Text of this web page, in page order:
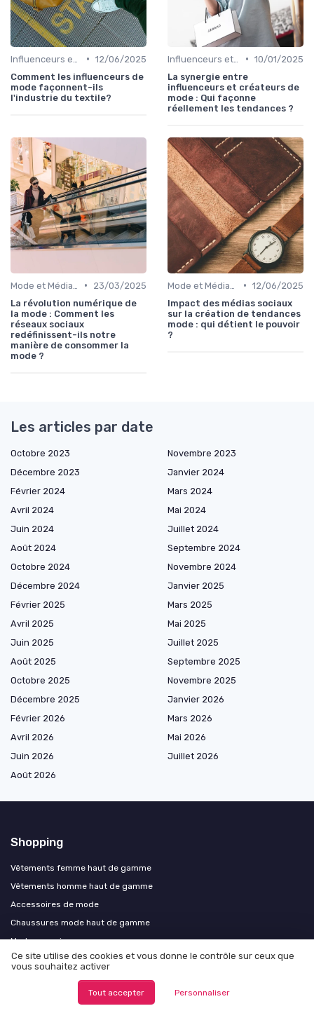
• 12/06/2025
Comment les influenceurs de
mode façonnent-ils
l'industrie du textile?
• 10/01/2025
La synergie entre
influenceurs et créateurs de
mode : Qui façonne
réellement les tendances ?
•
23/03/2025
La révolution numérique de
la mode : Comment les
réseaux sociaux
redéfinissent-ils notre
manière de consommer la
mode ?
• 12/06/2025
Impact des médias sociaux
sur la création de tendances
mode : qui détient le pouvoir
?
Les articles par date
Octobre 2023
Novembre 2023
Décembre 2023
Janvier 2024
Février 2024
Mars 2024
Avril 2024
Mai 2024
Juin 2024
Juillet 2024
Août 2024
Septembre 2024
Octobre 2024
Novembre 2024
Décembre 2024
Janvier 2025
Février 2025
Mars 2025
Avril 2025
Mai 2025
Juin 2025
Juillet 2025
Août 2025
Septembre 2025
Octobre 2025
Novembre 2025
Décembre 2025
Janvier 2026
Février 2026
Mars 2026
Avril 2026
Mai 2026
Juin 2026
Juillet 2026
Août 2026
Shopping
Vêtements femme haut de gamme
Vêtements homme haut de gamme
Accessoires de mode
Chaussures mode haut de gamme
Mode par saison
Mode par style
Ce site utilise des cookies et vous donne le contrôle sur ceux que
vous souhaitez activer
Tout accepter Personnaliser